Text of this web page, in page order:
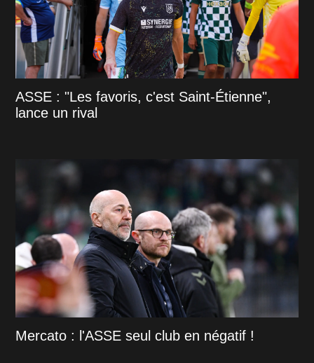
ASSE : "Les favoris, c'est Saint-Étienne",
lance un rival
Mercato : l'ASSE seul club en négatif !